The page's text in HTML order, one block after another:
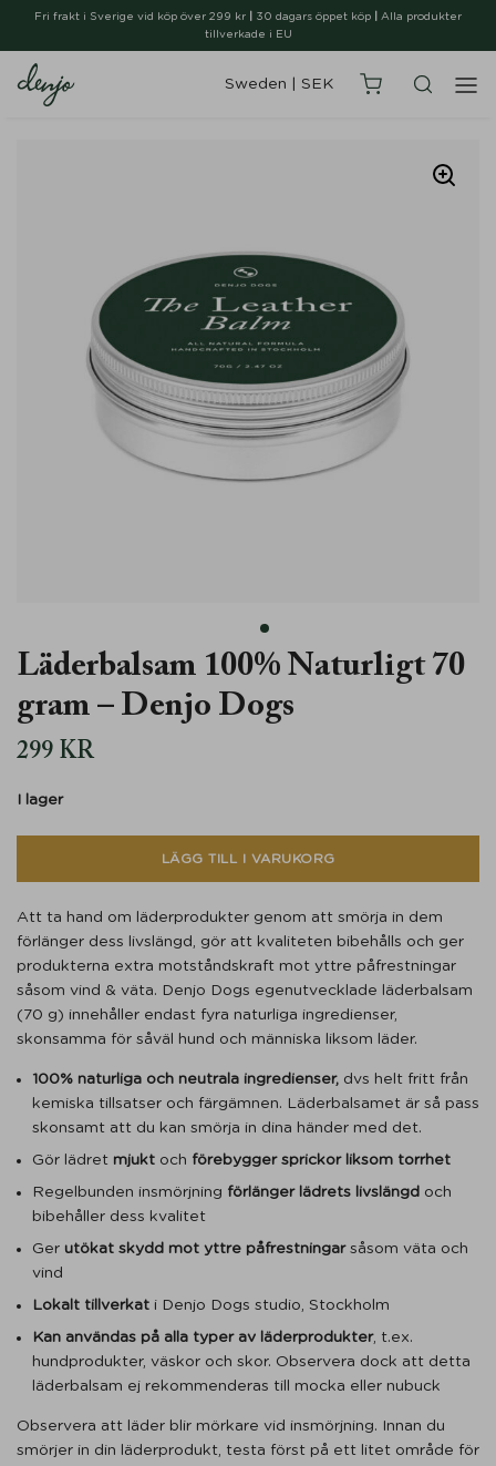
Fri frakt i Sverige vid köp över 299 kr 30 dagars öppet köp
Alla produkter
tillverkade i EU
Sweden SEK
Läderbalsam 100% Naturligt 70
gram – Denjo Dogs
299 KR
Att ta hand om läderprodukter genom att smörja in dem
förlänger dess livslängd, gör att kvaliteten bibehålls och ger
produkterna extra motståndskraft mot yttre påfrestningar
såsom vind & väta. Denjo Dogs egenutvecklade läderbalsam
(70 g) innehåller endast fyra naturliga ingredienser,
skonsamma för såväl hund och människa liksom läder.
100% naturliga och neutrala ingredienser, dvs helt fritt från
kemiska tillsatser och färgämnen. Läderbalsamet är så pass
skonsamt att du kan smörja in dina händer med det.
Gör lädret mjukt och förebygger sprickor liksom torrhet
Regelbunden insmörjning förlänger lädrets livslängd och
bibehåller dess kvalitet
Ger utökat skydd mot yttre påfrestningarsåsom väta och
vind
Lokalt tillverkat i Denjo Dogs studio, Stockholm
Kan användas på alla typer av läderprodukter, t.ex.
hundprodukter, väskor och skor. Observera dock att detta
läderbalsam ej rekommenderas till mocka eller nubuck
Observera att läder blir mörkare vid insmörjning. Innan du
smörjer in din läderprodukt, testa först på ett litet område för
I lager
LÄGG TILL I VARUKORG